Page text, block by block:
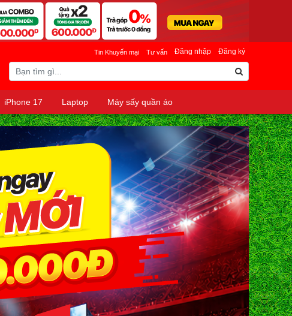
Đăng nhập Đăng ký
Tin Khuyến mại Tư vấn
iPhone 17 Laptop
Máy sấy quần áo